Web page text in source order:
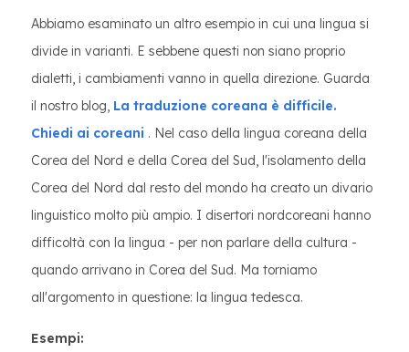
Abbiamo esaminato un altro esempio in cui una lingua si
divide in varianti. E sebbene questi non siano proprio
dialetti, i cambiamenti vanno in quella direzione. Guarda
il nostro blog, La traduzione coreana è difficile.
Chiedi ai coreani . Nel caso della lingua coreana della
Corea del Nord e della Corea del Sud, l'isolamento della
Corea del Nord dal resto del mondo ha creato un divario
linguistico molto più ampio. I disertori nordcoreani hanno
difficoltà con la lingua - per non parlare della cultura -
quando arrivano in Corea del Sud. Ma torniamo
all'argomento in questione: la lingua tedesca.
Esempi: